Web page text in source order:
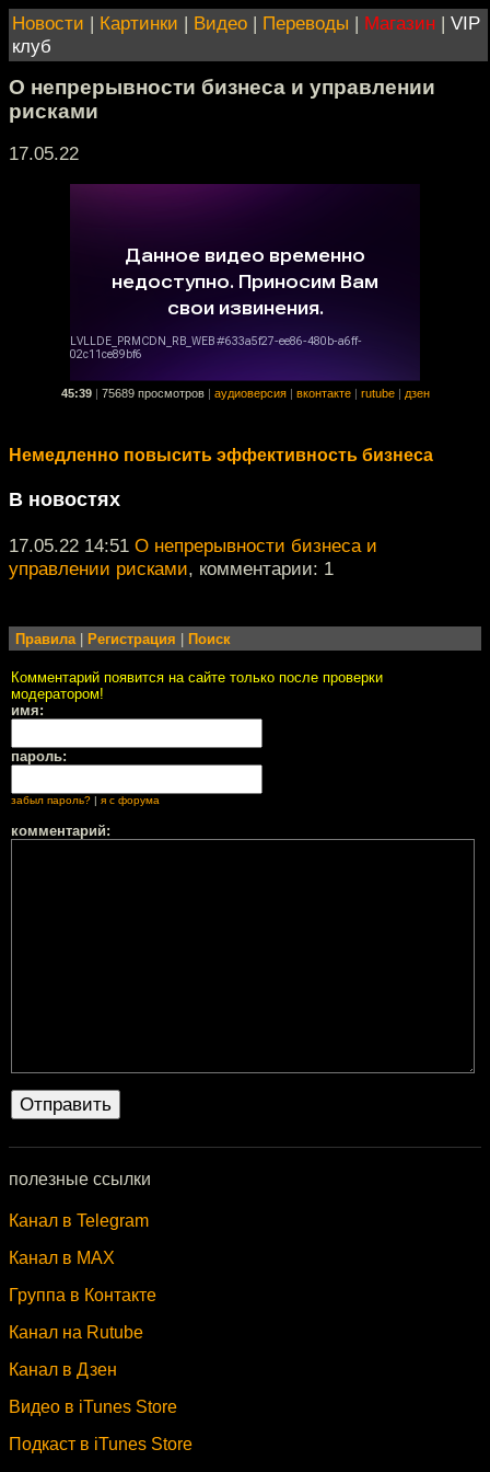
Новости | Картинки | Видео | Переводы | Магазин | VIP
клуб
О непрерывности бизнеса и управлении
рисками
17.05.22
45:39 75689 просмотров аудиоверсия вконтакте rutube дзен
Немедленно повысить эффективность бизнеса
В новостях
17.05.22 14:51 О непрерывности бизнеса и
управлении рисками, комментарии: 1
Правила| Регистрация Поиск
Комментарий появится на сайте только после проверки
модератором!
имя:
пароль:
забыл пароль? я с форума
комментарий:
полезные ссылки
Канал в Telegram
Канал в MAX
Группа в Контакте
Канал на Rutube
Канал в Дзен
Видео в iTunes Store
Подкаст в iTunes Store